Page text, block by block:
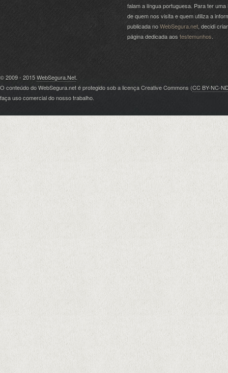
falam a língua portuguesa. Para ter uma
de quem nos visita e quem utiliza a
publicada noWebSegura.net , decidi
página dedicada aos testemunhos
© 2009 - 2015WebSegura.Net.
O conteúdo do WebSegura.net é protegido sob a licença Creative Commons (CC BY-NC-
faça uso comercial do nosso trabalho.